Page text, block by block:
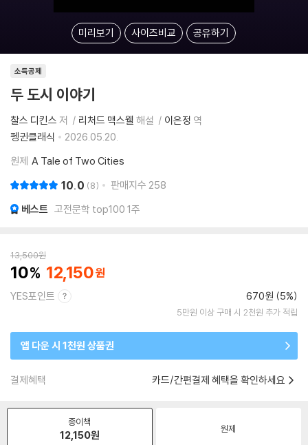
미리보기 사이즈비교 공유하기
소득공제
두 도시 이야기
찰스 디킨스 저 리처드 맥스웰 해설 이은정 역
펭귄클래식
2026.05.20.
원제 A Tale of Two Cities
10.0 8 판매지수 258
베스트 고전문학 top100 1주
13,500원
10 12,150
YES포인트 670원 (5%)
5만원 이상 구매 시 2천원 추가 적립
앱 다운 시 1천원 상품권
결제혜택 카드/간편결제 혜택을 확인하세요
종이책
12,150원 원제